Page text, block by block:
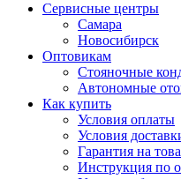
Сервисные центры
Самара
Новосибирск
Оптовикам
Стояночные
Автономные
Как купить
Условия оплаты
Условия
Гарантия на
Инструкция по